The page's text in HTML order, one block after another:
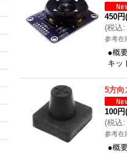
450円
(税込:
参考在
●概
キッ
5方向
100円
(税込:
参考在
●概